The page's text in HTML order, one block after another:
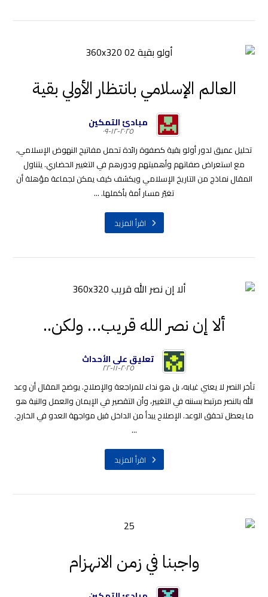
العالم الإسلامي بانتظار الأولي بقية
مبادئ التمكين
٢٠٢٥-١٢-٠٩
تحليل عميق لدور أولو بقية كصفوة رائدة تحمل مفاتيح النهوض الإسلامي،
مع استعراض صفاتهم وأهميتهم ودورهم في التغيير الحضاري. يتناول
المقال نماذج من التاريخ الإسلامي ويكشف كيف يمكن لجماعة مؤهلة أن
تغيّر مسار أمة بأكملها. ...
اقرأ المزيد
ألا إن نصر الله قريب… ولكن..
تعليق على الأحداث
٢٠٢٥-١١-٢٢
تأخر النصر لا يعني غيابه، بل هو نداء للمراجعة والإصلاح. يوضح المقال أن وعد
الله بالنصر مرتبط بسننه في التغيير، وأن التقصير في الإيمان والعمل والنية هو
ما يعطل تحقق الوعد. الإصلاح يبدأ من الداخل قبل مواجهة العدو في الخارج.
...
اقرأ المزيد
واجبنا في زمن الانهزام